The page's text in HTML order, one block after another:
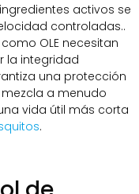
activos se
controladas..
OLE necesitan
la integridad
una protección
a menudo
vida útil más corta
.